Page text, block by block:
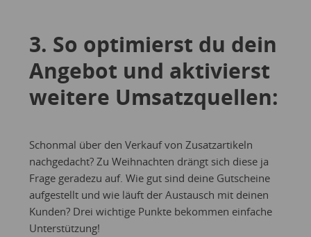
3. So optimierst du dein
Angebot und aktivierst
weitere Umsatzquellen:
Schonmal über den Verkauf von Zusatzartikeln
nachgedacht? Zu Weihnachten drängt sich diese ja
Frage geradezu auf. Wie gut sind deine Gutscheine
aufgestellt und wie läuft der Austausch mit deinen
Kunden? Drei wichtige Punkte bekommen einfache
Unterstützung!